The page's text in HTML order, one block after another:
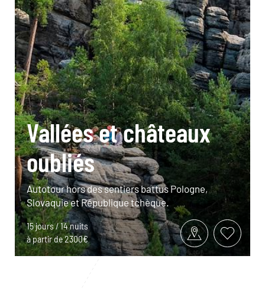
Vallées et châteaux
oubliés
Autotour hors des sentiers battus Pologne,
Slovaquie et République tchèque.
15 jours / 14 nuits
à partir de 2300€